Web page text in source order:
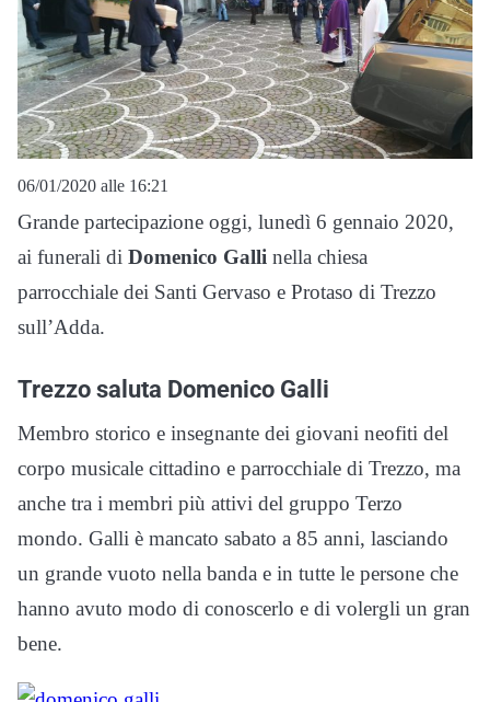
06/01/2020 alle 16:21
Grande partecipazione oggi, lunedì 6 gennaio 2020,
ai funerali di Domenico Galli nella chiesa
parrocchiale dei Santi Gervaso e Protaso di Trezzo
sull’Adda.
Trezzo saluta Domenico Galli
Membro storico e insegnante dei giovani neofiti del
corpo musicale cittadino e parrocchiale di Trezzo, ma
anche tra i membri più attivi del gruppo Terzo
mondo. Galli è mancato sabato a 85 anni, lasciando
un grande vuoto nella banda e in tutte le persone che
hanno avuto modo di conoscerlo e di volergli un gran
bene.